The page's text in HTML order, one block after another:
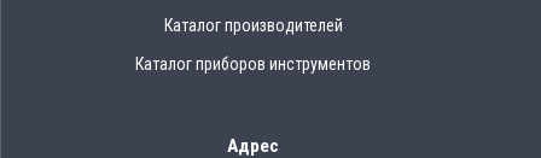
Каталог производителей
Каталог приборов инструментов
Адрес